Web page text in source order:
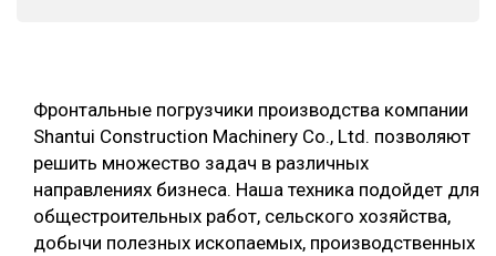
Фронтальные погрузчики производства компании
Shantui Construction Machinery Co., Ltd. позволяют
решить множество задач в различных
направлениях бизнеса. Наша техника подойдет для
общестроительных работ, сельского хозяйства,
добычи полезных ископаемых, производственных